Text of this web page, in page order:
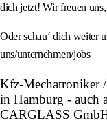
dich jetzt! Wir freuen
Oder schau‘ dich weiter
uns/unternehmen/jobs
Kfz-Mechatroniker
in Hamburg - auch
CARGLASS